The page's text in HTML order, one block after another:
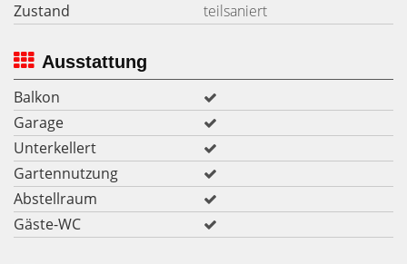
Zustand
teilsaniert
Ausstattung
Balkon
Garage
Unterkellert
Gartennutzung
Abstellraum
Gäste-WC